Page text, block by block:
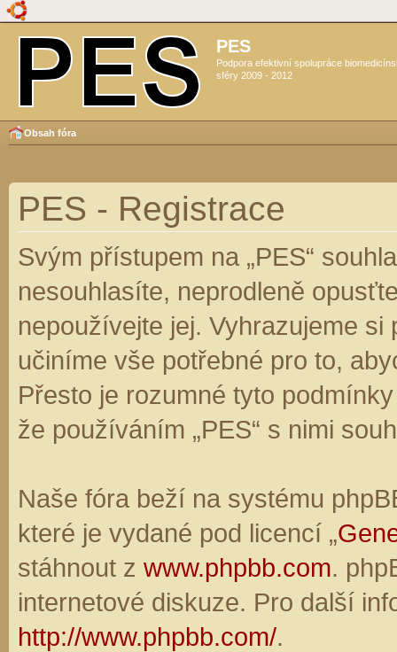
PES
Podpora efektivní spolupráce
sféry 2009 - 2012
Obsah fóra
PES - Registrace
Svým přístupem na „PES“
nesouhlasíte, neprodleně
nepoužívejte jej. Vyhrazujeme
učiníme vše potřebné pro to,
Přesto je rozumné tyto
že používáním „PES“ s nimi
Naše fóra beží na systému
které je vydané pod licencí „
stáhnout z www.phpbb.com.
internetové diskuze. Pro další
http://www.phpbb.com/.